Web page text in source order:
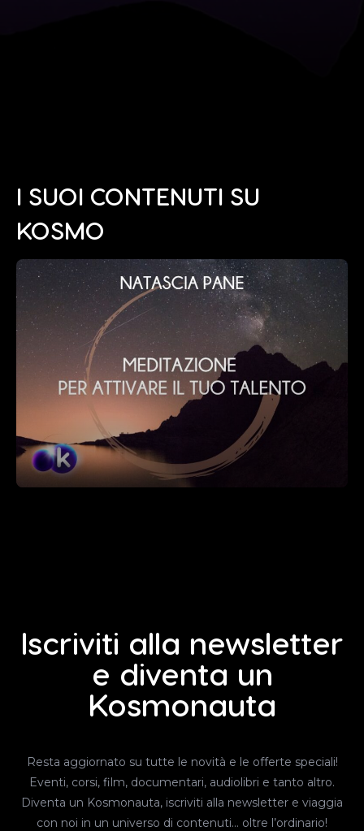
I SUOI CONTENUTI SU
KOSMO
Iscriviti alla newsletter
e diventa un
Kosmonauta
Resta aggiornato su tutte le novità e le offerte speciali!
Eventi, corsi, film, documentari, audiolibri e tanto altro.
Diventa un Kosmonauta, iscriviti alla newsletter e viaggia
con noi in un universo di contenuti… oltre l’ordinario!